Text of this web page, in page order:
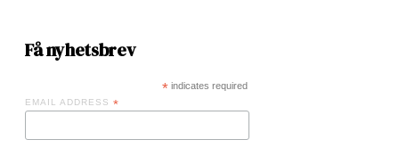
Få nyhetsbrev
*indicates required
EMAIL ADDRESS *